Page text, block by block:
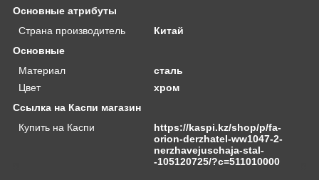
Основные атрибуты
Страна производитель
Китай
Основные
Материал
сталь
Цвет
хром
Ссылка на Каспи магазин
Купить на Каспи
https://kaspi.kz/shop/p/fa-
orion-derzhatel-ww1047-2-
nerzhavejuschaja-stal-
-105120725/?c=511010000